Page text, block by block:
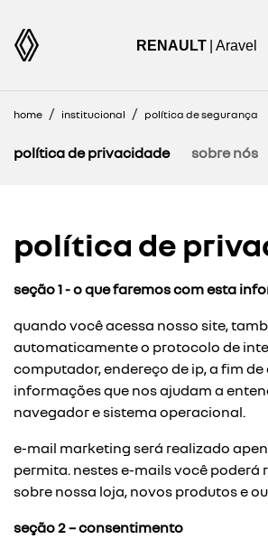
RENAULT | Aravel
home institucional política de segurança
sobre nós
política de privacidade
política de
seção 1 - o que faremos com esta
quando você acessa nosso site,
automaticamente o protocolo de
computador, endereço de ip, a fim
informações que nos ajudam a
navegador e sistema operacional.
e-mail marketing será realizado
permita. nestes e-mails você poderá
sobre nossa loja, novos produtos e
seção 2 – consentimento